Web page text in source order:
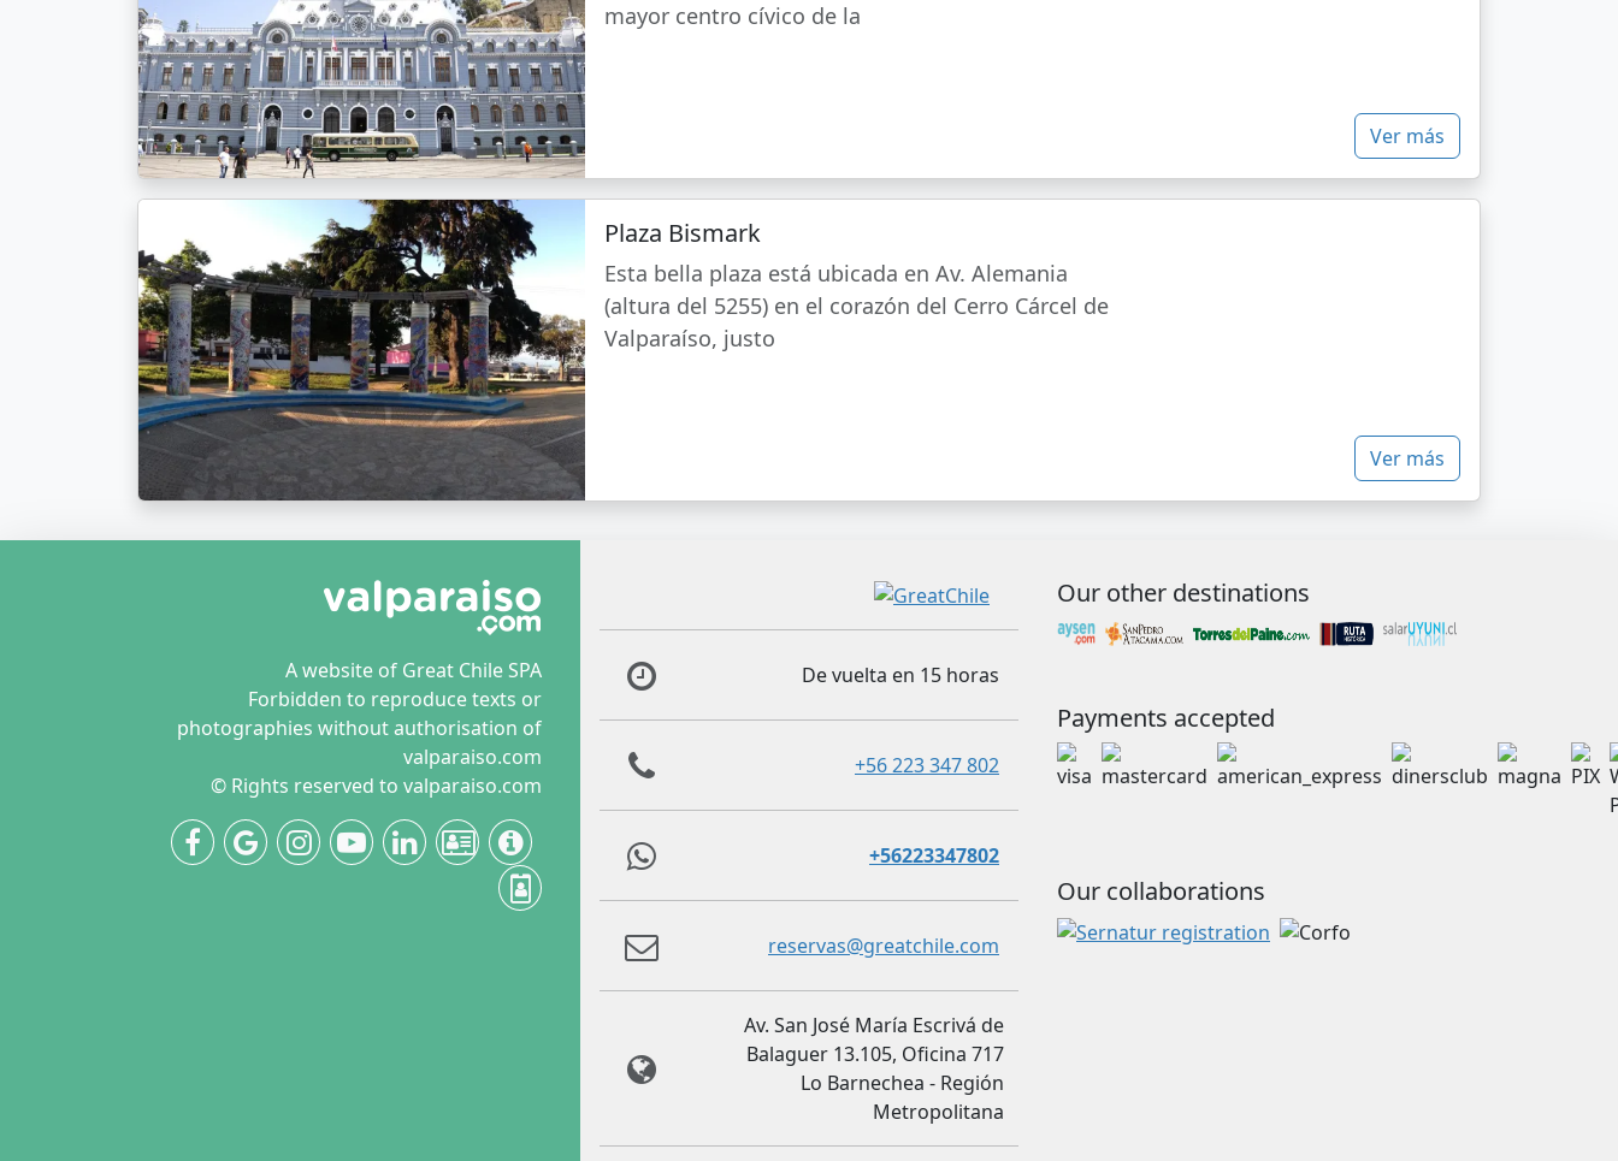
mayor centro cívico de la
Ver más
Plaza Bismark
Esta bella plaza está ubicada en Av. Alemania
(altura del 5255) en el corazón del Cerro Cárcel de
Valparaíso, justo
Ver más
A website of Great Chile SPA
Forbidden to reproduce texts or
photographies without authorisation of
valparaiso.com
© Rights reserved to valparaiso.com
De vuelta en 15 horas
+56 223 347 802
+56223347802
reservas@greatchile.com
Av. San José María Escrivá de
Balaguer 13.105, Oficina 717
Lo Barnechea - Región
Metropolitana
Our other destinations
Payments accepted
Our collaborations